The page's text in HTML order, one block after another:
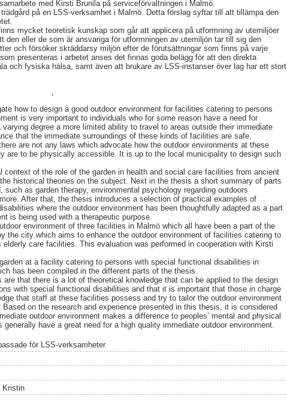
med Kirsti Brunila på serviceförvaltningen i Malmö.
på en LSS-verksamhet i Malmö. Detta förslag syftar till att tillämpa den
mycket teoretisk kunskap som går att applicera på utformning av utemiljöer
eller de som är ansvariga för utformningen av utemiljön tar till sig den
och försöker skräddarsy miljön efter de förutsättningar som finns på varje
presenteras i arbetet anses det finnas goda belägg för att den direkta
och fysiska hälsa, samt även att brukare av LSS-instanser över lag har ett stort
how to design a good outdoor environment for facilities catering to persons
is very important to individuals who for some reason have a need for
degree a more limited ability to travel to areas outside their immediate
that the immediate surroundings of these kinds of facilities are safe,
are not any laws which advocate how the outdoor environments at these
are to be physically accessible. It is up to the local municipality to design such
of the role of the garden in health and social care facilities from ancient
historical theories on the subject. Next in the thesis a short summary of parts
as garden therapy, environmental psychology regarding outdoors
After that, the thesis introduces a selection of practical examples of
where the outdoor environment has been thoughtfully adapted as a part
is being used with a therapeutic purpose.
environment of three facilities in Malmö which all have been a part of the
the city which aims to enhance the outdoor environment of facilities catering to
care facilities. This evaluation was performed in cooperation with Kirsti
at a facility catering to persons with special functional disabilities in
has been compiled in the different parts of the thesis.
that there is a lot of theoretical knowledge that can be applied to the design
with special functional disabilities and that it is important that those in charge
that staff at these facilities possess and try to tailor the outdoor environment
on the research and experience presented in this thesis, it is considered
outdoor environment makes a difference to peoples’ mental and physical
have a great need for a high quality immediate outdoor environment.
för LSS-verksamheter
Kristin